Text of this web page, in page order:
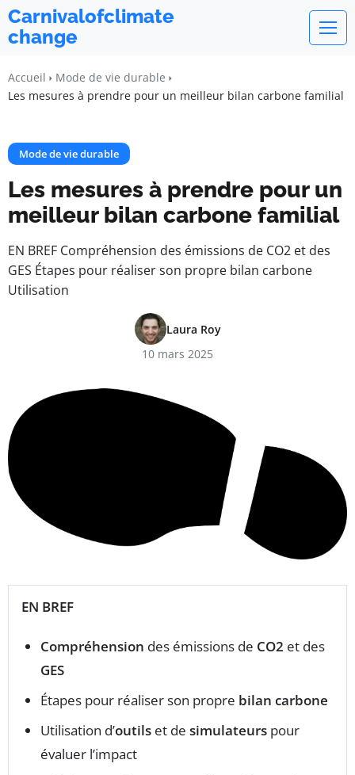
Carnivalofclimate
change
Accueil
Mode de vie durable
Les mesures à prendre pour un meilleur bilan carbone familial
Mode de vie durable
Les mesures à prendre pour un
meilleur bilan carbone familial
EN BREF Compréhension des émissions de CO2 et des
GES Étapes pour réaliser son propre bilan carbone
Utilisation
Laura Roy
10 mars 2025
EN BREF
Compréhension des émissions de CO2 et des
GES
Étapes pour réaliser son propre bilan carbone
Utilisation d’outils et de simulateurs pour
évaluer l’impact